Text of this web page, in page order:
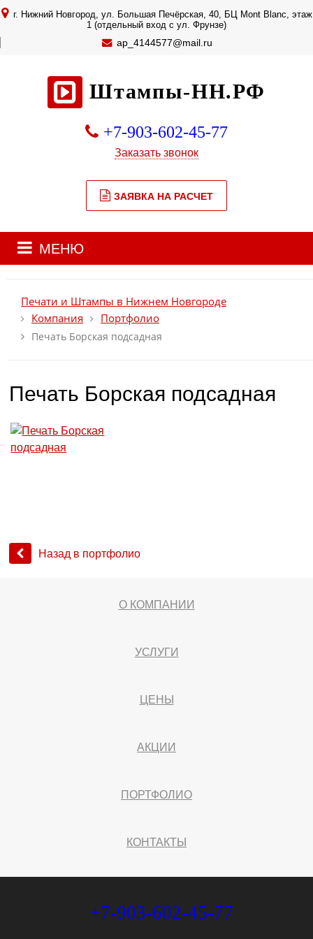
г. Нижний Новгород, ул. Большая Печёрская, 40, БЦ Mont Blanc, этаж
1 (отдельный вход с ул. Фрунзе)
ap_4144577@mail.ru
Штампы-НН.РФ
+7-903-602-45-77
Заказать звонок
ЗАЯВКА НА РАСЧЕТ
МЕНЮ
Печати и Штампы в Нижнем Новгороде
Компания
Портфолио
Печать Борская подсадная
Печать Борская подсадная
Назад в портфолио
О КОМПАНИИ
УСЛУГИ
ЦЕНЫ
АКЦИИ
ПОРТФОЛИО
КОНТАКТЫ
+7-903-602-45-77